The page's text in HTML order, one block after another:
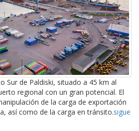
Sur de Paldiski, situado a 45 km al
regional con un gran potencial. El
de la carga de exportación
así como de la carga en tránsito.sigue